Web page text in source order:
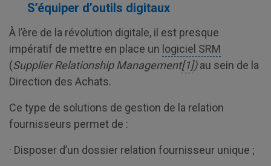
S’équiper d’outils digitaux
À l’ère de la révolution digitale, il est presque
impératif de mettre en place un logiciel SRM
(Supplier Relationship Management[1])au sein de la
Direction des Achats.
Ce type de solutions de gestion de la relation
fournisseurs permet de :
· Disposer d’un dossier relation fournisseur unique ;